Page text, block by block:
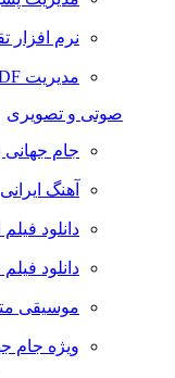
نرم افزار
مدیریت PDF
صوتی و تصویری
جام جهانی
آهنگ ایرانی
دانلود فیلم
دانلود
موسیقی
ویژه جام جهانی